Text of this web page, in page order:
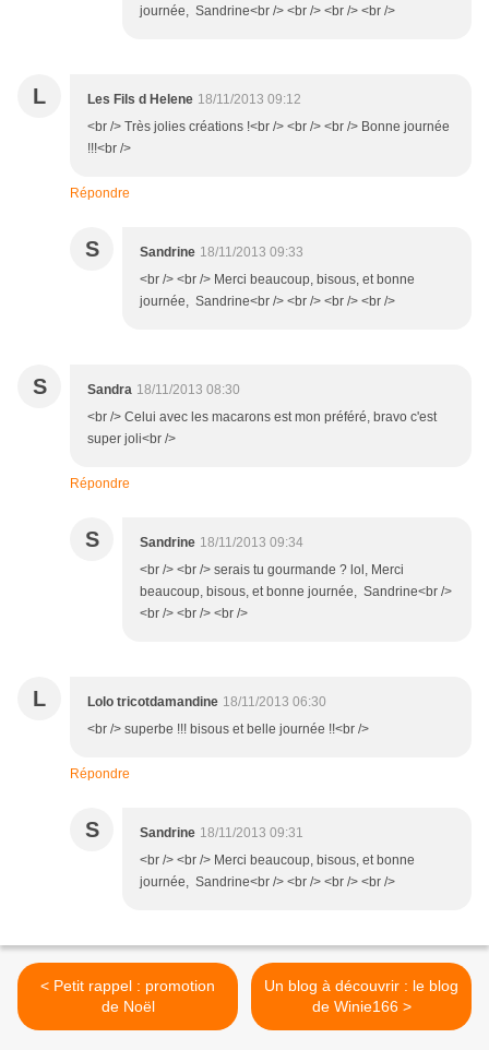
journée, Sandrine<br /> <br /> <br /> <br />
L Les Fils d Helene 18/11/2013 09:12
<br /> Très jolies créations !<br /> <br /> <br /> Bonne journée
!!!<br />
Répondre
S Sandrine 18/11/2013 09:33
<br /> <br /> Merci beaucoup, bisous, et bonne
journée, Sandrine<br /> <br /> <br /> <br />
S Sandra 18/11/2013 08:30
<br /> Celui avec les macarons est mon préféré, bravo c'est
super joli<br />
Répondre
S Sandrine 18/11/2013 09:34
<br /> <br /> serais tu gourmande ? lol, Merci
beaucoup, bisous, et bonne journée, Sandrine<br />
<br /> <br /> <br />
L Lolo tricotdamandine 18/11/2013 06:30
<br /> superbe !!! bisous et belle journée !!<br />
Répondre
S Sandrine 18/11/2013 09:31
<br /> <br /> Merci beaucoup, bisous, et bonne
journée, Sandrine<br /> <br /> <br /> <br />
< Petit rappel : promotion
de Noël
Un blog à découvrir : le blog
de Winie166 >